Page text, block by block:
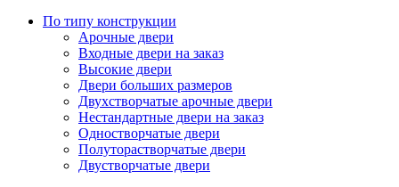
По типу конструкции
Арочные двери
Входные двери на заказ
Высокие двери
Двери больших размеров
Двухстворчатые арочные двери
Нестандартные двери на заказ
Одностворчатые двери
Полуторастворчатые двери
Двустворчатые двери